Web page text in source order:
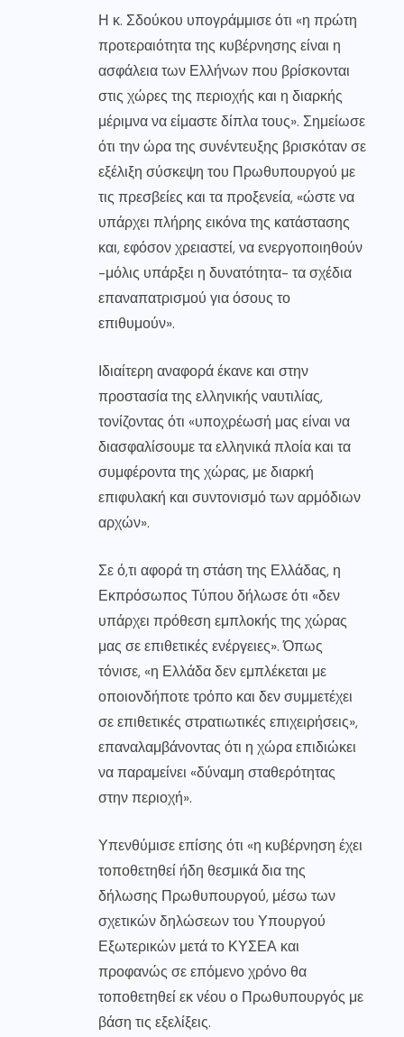
Η κ. Σδούκου υπογράμμισε ότι «η πρώτη
προτεραιότητα της κυβέρνησης είναι η
ασφάλεια των Ελλήνων που βρίσκονται
στις χώρες της περιοχής και η διαρκής
μέριμνα να είμαστε δίπλα τους». Σημείωσε
ότι την ώρα της συνέντευξης βρισκόταν σε
εξέλιξη σύσκεψη του Πρωθυπουργού με
τις πρεσβείες και τα προξενεία, «ώστε να
υπάρχει πλήρης εικόνα της κατάστασης
και, εφόσον χρειαστεί, να ενεργοποιηθούν
-μόλις υπάρξει η δυνατότητα- τα σχέδια
επαναπατρισμού για όσους το
επιθυμούν».
Ιδιαίτερη αναφορά έκανε και στην
προστασία της ελληνικής ναυτιλίας,
τονίζοντας ότι «υποχρέωσή μας είναι να
διασφαλίσουμε τα ελληνικά πλοία και τα
συμφέροντα της χώρας, με διαρκή
επιφυλακή και συντονισμό των αρμόδιων
αρχών».
Σε ό,τι αφορά τη στάση της Ελλάδας, η
Εκπρόσωπος Τύπου δήλωσε ότι «δεν
υπάρχει πρόθεση εμπλοκής της χώρας
μας σε επιθετικές ενέργειες». Όπως
τόνισε, «η Ελλάδα δεν εμπλέκεται με
οποιονδήποτε τρόπο και δεν συμμετέχει
σε επιθετικές στρατιωτικές επιχειρήσεις»,
επαναλαμβάνοντας ότι η χώρα επιδιώκει
να παραμείνει «δύναμη σταθερότητας
στην περιοχή».
Υπενθύμισε επίσης ότι «η κυβέρνηση έχει
τοποθετηθεί ήδη θεσμικά δια της
δήλωσης Πρωθυπουργού, μέσω των
σχετικών δηλώσεων του Υπουργού
Εξωτερικών μετά το ΚΥΣΕΑ και
προφανώς σε επόμενο χρόνο θα
τοποθετηθεί εκ νέου ο Πρωθυπουργός με
βάση τις εξελίξεις.